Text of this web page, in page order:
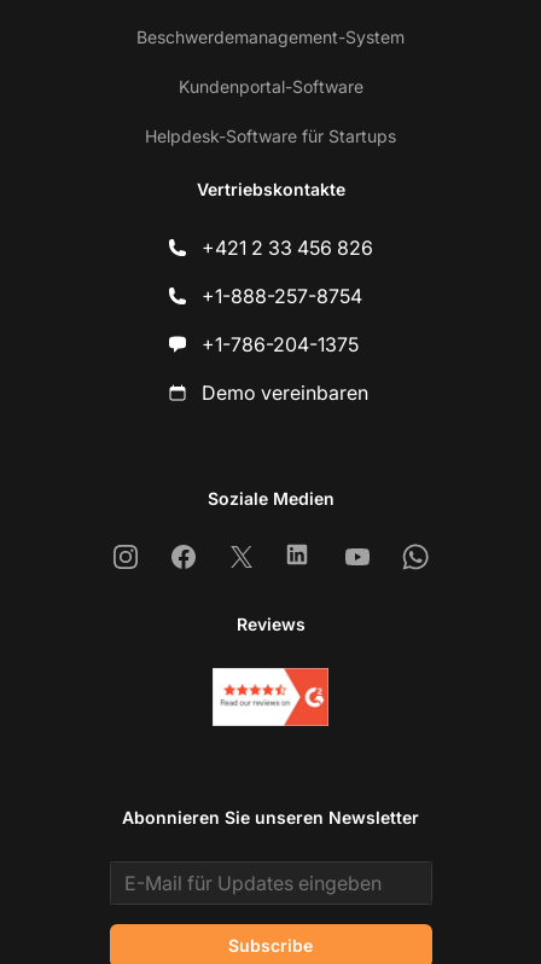
Beschwerdemanagement-System
Kundenportal-Software
Helpdesk-Software für Startups
Vertriebskontakte
+421 2 33 456 826
+1-888-257-8754
+1-786-204-1375
Demo vereinbaren
Soziale Medien
InstagramFacebook
X LinkedinYoutubeWhatsapp
Reviews
Abonnieren Sie unseren Newsletter
Email address
Subscribe